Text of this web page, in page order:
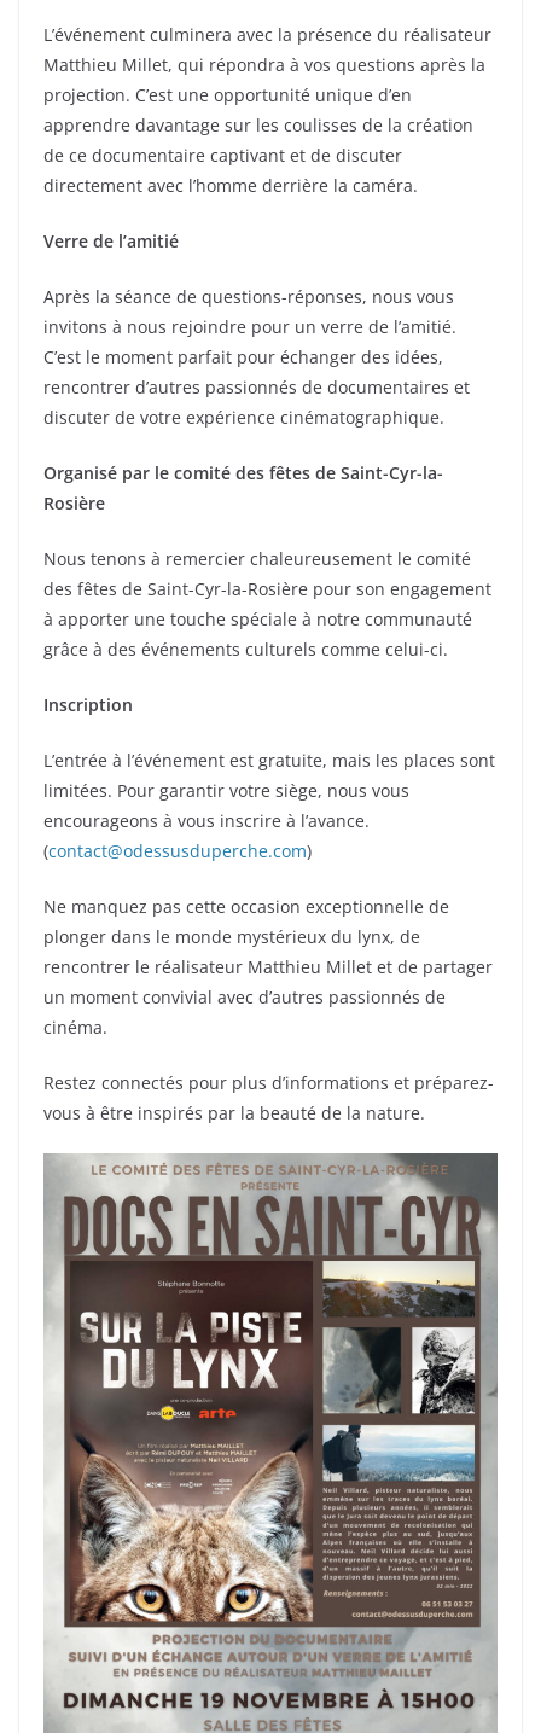
L’événement culminera avec la présence du réalisateur
Matthieu Millet, qui répondra à vos questions après la
projection. C’est une opportunité unique d’en
apprendre davantage sur les coulisses de la création
de ce documentaire captivant et de discuter
directement avec l’homme derrière la caméra.
Verre de l’amitié
Après la séance de questions-réponses, nous vous
invitons à nous rejoindre pour un verre de l’amitié.
C’est le moment parfait pour échanger des idées,
rencontrer d’autres passionnés de documentaires et
discuter de votre expérience cinématographique.
Organisé par le comité des fêtes de Saint-Cyr-la-
Rosière
Nous tenons à remercier chaleureusement le comité
des fêtes de Saint-Cyr-la-Rosière pour son engagement
à apporter une touche spéciale à notre communauté
grâce à des événements culturels comme celui-ci.
Inscription
L’entrée à l’événement est gratuite, mais les places sont
limitées. Pour garantir votre siège, nous vous
encourageons à vous inscrire à l’avance.
(contact@odessusduperche.com)
Ne manquez pas cette occasion exceptionnelle de
plonger dans le monde mystérieux du lynx, de
rencontrer le réalisateur Matthieu Millet et de partager
un moment convivial avec d’autres passionnés de
cinéma.
Restez connectés pour plus d’informations et préparez-
vous à être inspirés par la beauté de la nature.